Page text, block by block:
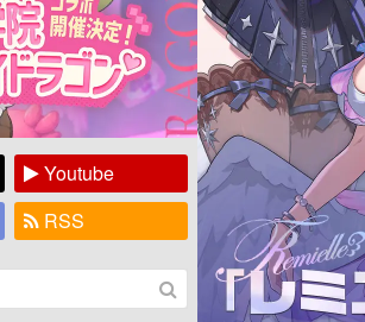
Youtube
RSS